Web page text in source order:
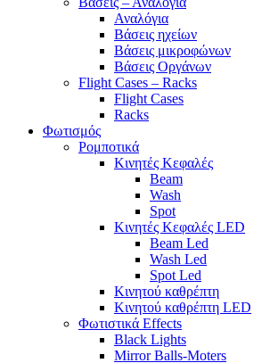
Αναλόγια
Βάσεις ηχείων
Βάσεις μικροφώνων
Βάσεις Οργάνων
Flight Cases – Racks
Flight Cases
Racks
Φωτισμός
Ρομποτικά
Κινητές Κεφαλές
Beam
Wash
Spot
Κινητές Κεφαλές LED
Beam Led
Wash Led
Spot Led
Κινητού καθρέπτη
Κινητού καθρέπτη LED
Φωτιστικά Effects
Black Lights
Mirror Balls-Moters